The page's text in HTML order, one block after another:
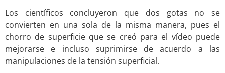
Los científicos concluyeron que dos gotas no se
convierten en una sola de la misma manera, pues el
chorro de superficie que se creó para el vídeo puede
mejorarse e incluso suprimirse de acuerdo a las
manipulaciones de la tensión superficial.